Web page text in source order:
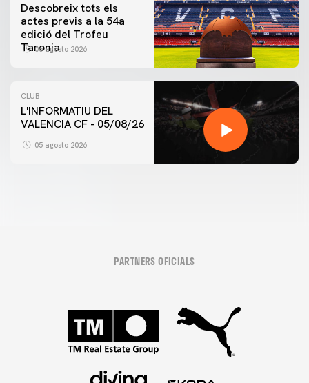
Descobreix tots els
actes previs a la 54a
edició del Trofeu
Taronja
06 agosto 2026
CLUB
L'INFORMATIU DEL
VALENCIA CF - 05/08/26
05 agosto 2026
PARTNERS OFICIALS